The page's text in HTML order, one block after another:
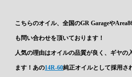
こちらのオイル、全国のGR Garageや
も問い合わせを頂いております！
人気の理由はオイルの品質が良く、ギヤの
ます！あの14R-60純正オイルとして採用さ